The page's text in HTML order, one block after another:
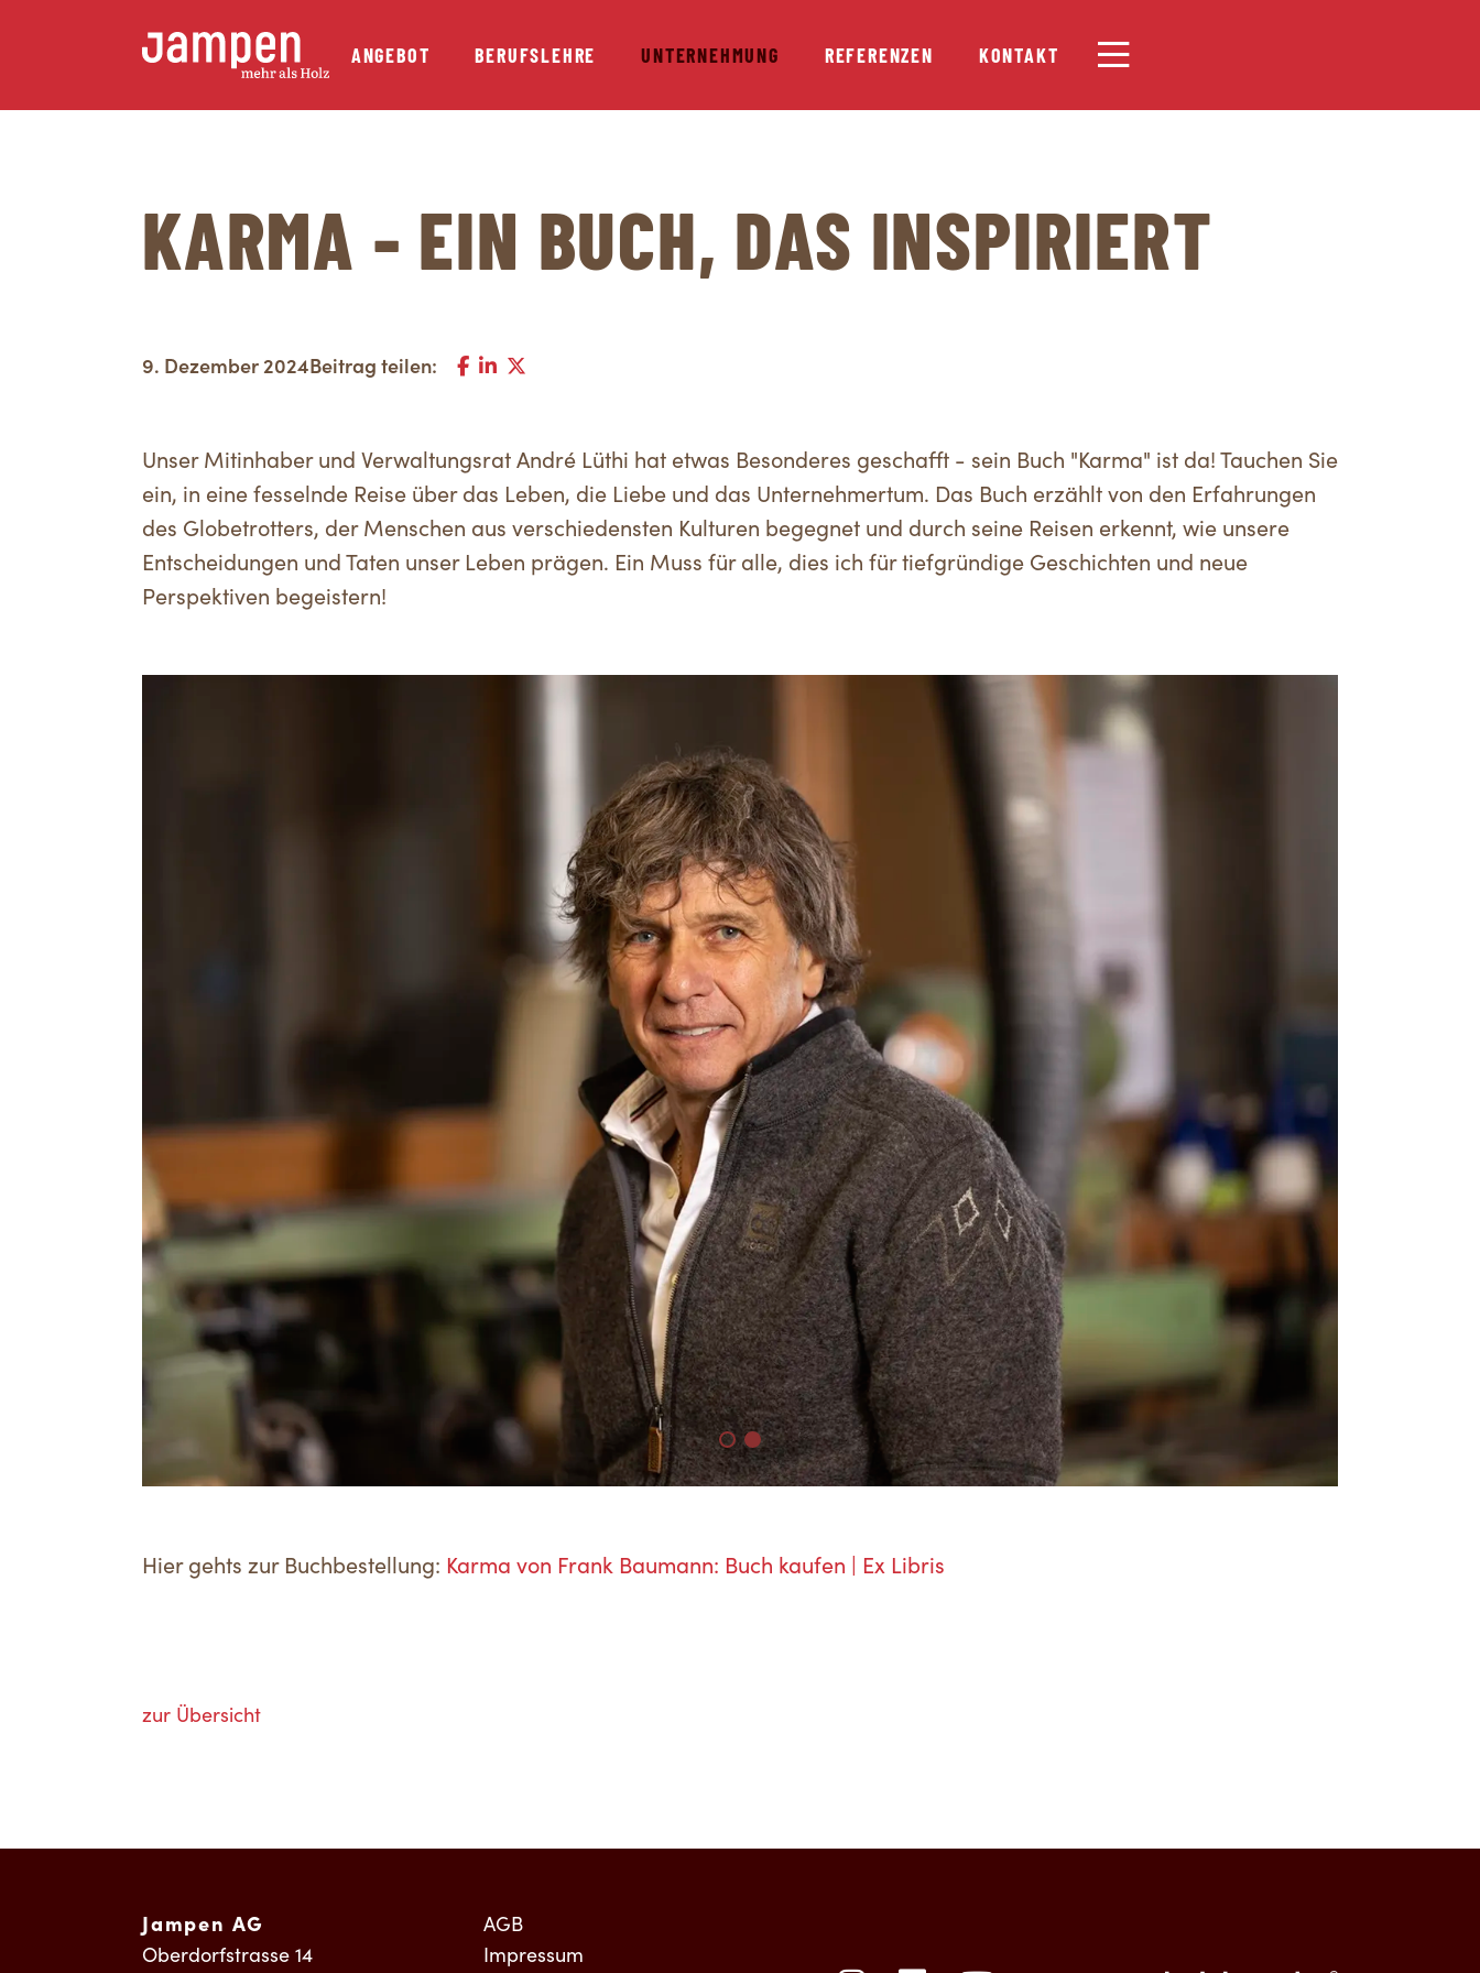
ANGEBOT BERUFSLEHRE UNTERNEHMUNG REFERENZEN KONTAKT
KARMA - EIN BUCH, DAS INSPIRIERT
9. Dezember 2024Beitrag teilen:
Unser Mitinhaber und Verwaltungsrat André Lüthi hat etwas Besonderes geschafft - sein Buch "Karma" ist da! Tauchen Sie
ein, in eine fesselnde Reise über das Leben, die Liebe und das Unternehmertum. Das Buch erzählt von den Erfahrungen
des Globetrotters, der Menschen aus verschiedensten Kulturen begegnet und durch seine Reisen erkennt, wie unsere
Entscheidungen und Taten unser Leben prägen. Ein Muss für alle, dies ich für tiefgründige Geschichten und neue
Perspektiven begeistern!
Hier gehts zur Buchbestellung: Karma von Frank Baumann: Buch kaufen | Ex Libris
zur Übersicht
Jampen AG
Oberdorfstrasse 14
AGB
Impressum